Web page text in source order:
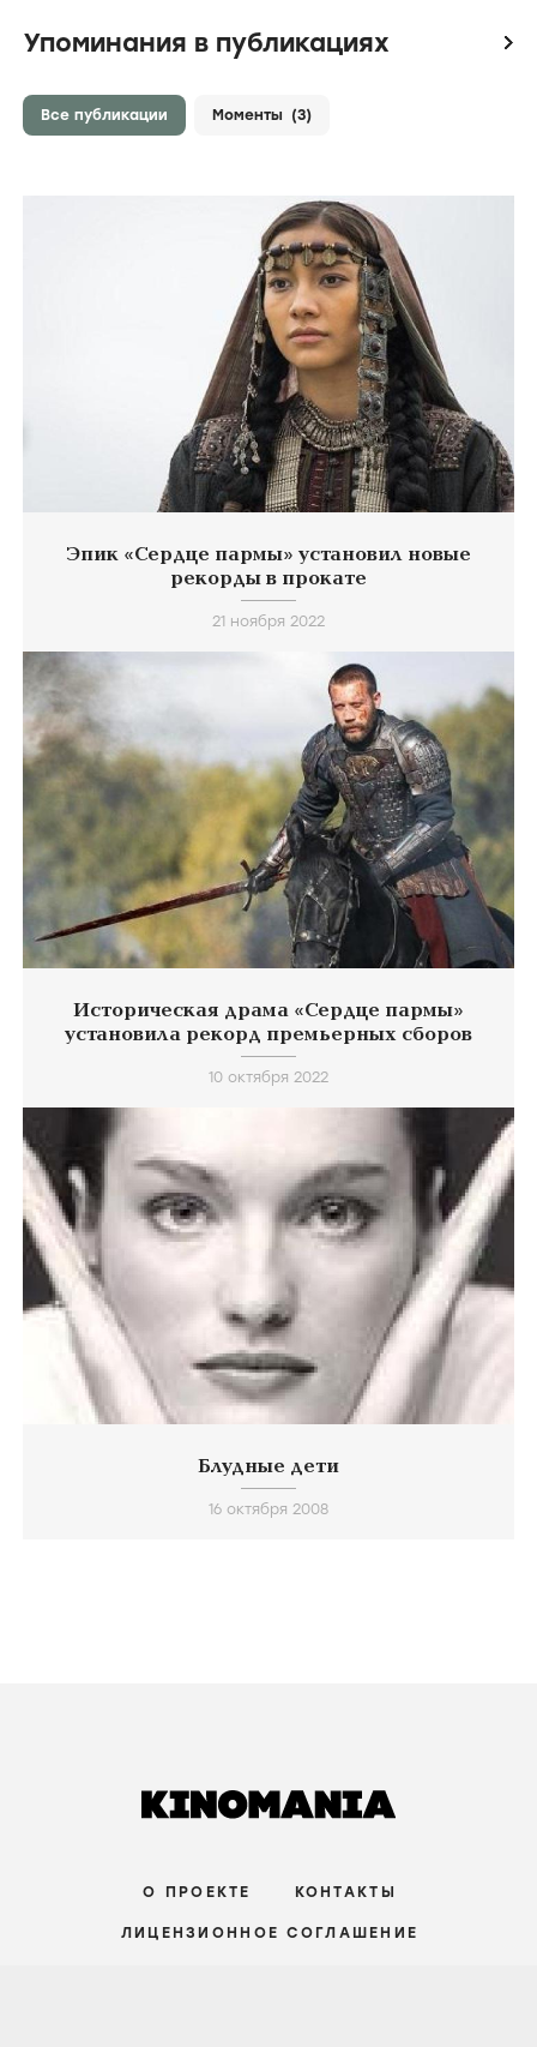
Упоминания в публикациях icon
Все публикации Моменты (3)
Эпик «Сердце пармы» установил новые
рекорды в прокате
21 ноября 2022
Историческая драма «Сердце пармы»
установила рекорд премьерных сборов
10 октября 2022
Блудные дети
16 октября 2008
О ПРОЕКТЕ КОНТАКТЫ
ЛИЦЕНЗИОННОЕ СОГЛАШЕНИЕ